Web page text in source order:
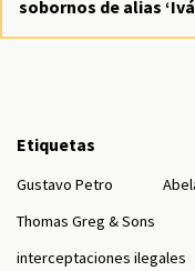
sobornos de alias
Etiquetas
Gustavo Petro
Thomas Greg & Sons
interceptaciones ilegales